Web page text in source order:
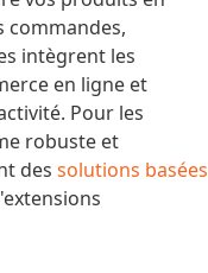
commandes,
intègrent les
en ligne et
Pour les
robuste et
des solutions basées